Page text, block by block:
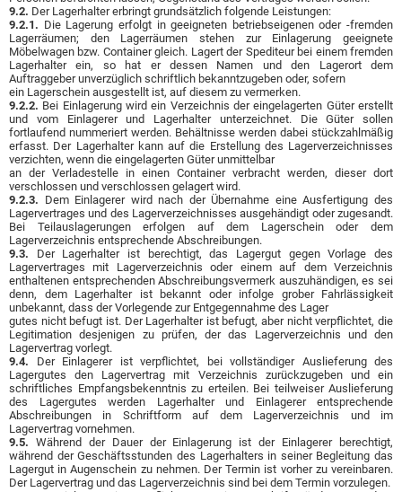
9.2. Der Lagerhalter erbringt grundsätzlich folgende Leistungen:
9.2.1. Die Lagerung erfolgt in geeigneten betriebseigenen oder -fremden
Lagerräumen; den Lagerräumen stehen zur Einlagerung geeignete
Möbelwagen bzw. Container gleich. Lagert der Spediteur bei einem fremden
Lagerhalter ein, so hat er dessen Namen und den Lagerort dem
Auftraggeber unverzüglich schriftlich bekanntzugeben oder, sofern
ein Lagerschein ausgestellt ist, auf diesem zu vermerken.
9.2.2. Bei Einlagerung wird ein Verzeichnis der eingelagerten Güter erstellt
und vom Einlagerer und Lagerhalter unterzeichnet. Die Güter sollen
fortlaufend nummeriert werden. Behältnisse werden dabei stückzahlmäßig
erfasst. Der Lagerhalter kann auf die Erstellung des Lagerverzeichnisses
verzichten, wenn die eingelagerten Güter unmittelbar
an der Verladestelle in einen Container verbracht werden, dieser dort
verschlossen und verschlossen gelagert wird.
9.2.3. Dem Einlagerer wird nach der Übernahme eine Ausfertigung des
Lagervertrages und des Lagerverzeichnisses ausgehändigt oder zugesandt.
Bei Teilauslagerungen erfolgen auf dem Lagerschein oder dem
Lagerverzeichnis entsprechende Abschreibungen.
9.3. Der Lagerhalter ist berechtigt, das Lagergut gegen Vorlage des
Lagervertrages mit Lagerverzeichnis oder einem auf dem Verzeichnis
enthaltenen entsprechenden Abschreibungsvermerk auszuhändigen, es sei
denn, dem Lagerhalter ist bekannt oder infolge grober Fahrlässigkeit
unbekannt, dass der Vorlegende zur Entgegennahme des Lager
gutes nicht befugt ist. Der Lagerhalter ist befugt, aber nicht verpflichtet, die
Legitimation desjenigen zu prüfen, der das Lagerverzeichnis und den
Lagervertrag vorlegt.
9.4. Der Einlagerer ist verpflichtet, bei vollständiger Auslieferung des
Lagergutes den Lagervertrag mit Verzeichnis zurückzugeben und ein
schriftliches Empfangsbekenntnis zu erteilen. Bei teilweiser Auslieferung
des Lagergutes werden Lagerhalter und Einlagerer entsprechende
Abschreibungen in Schriftform auf dem Lagerverzeichnis und im
Lagervertrag vornehmen.
9.5. Während der Dauer der Einlagerung ist der Einlagerer berechtigt,
während der Geschäftsstunden des Lagerhalters in seiner Begleitung das
Lagergut in Augenschein zu nehmen. Der Termin ist vorher zu vereinbaren.
Der Lagervertrag und das Lagerverzeichnis sind bei dem Termin vorzulegen.